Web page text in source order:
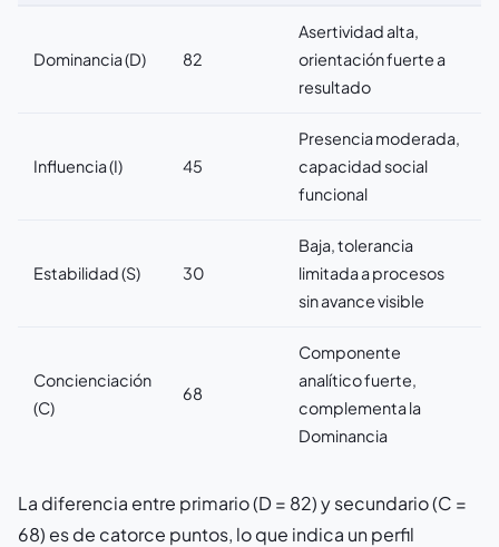
Dominancia (D) 82
Asertividad alta,
orientación fuerte a
resultado
Influencia (I) 45
Presencia moderada,
capacidad social
funcional
Estabilidad (S) 30
Baja, tolerancia
limitada a procesos
sin avance visible
Concienciación
(C)
68
Componente
analítico fuerte,
complementa la
Dominancia
La diferencia entre primario (D = 82) y secundario (C =
68) es de catorce puntos, lo que indica un perfil